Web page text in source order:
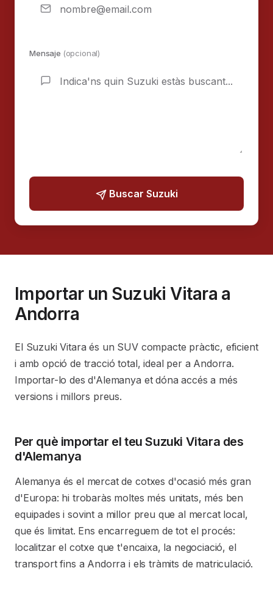
Mensaje (opcional)
Buscar Suzuki
Importar un Suzuki Vitara a
Andorra
El Suzuki Vitara és un SUV compacte pràctic, eficient
i amb opció de tracció total, ideal per a Andorra.
Importar-lo des d'Alemanya et dóna accés a més
versions i millors preus.
Per què importar el teu Suzuki Vitara des
d'Alemanya
Alemanya és el mercat de cotxes d'ocasió més gran
d'Europa: hi trobaràs moltes més unitats, més ben
equipades i sovint a millor preu que al mercat local,
que és limitat. Ens encarreguem de tot el procés:
localitzar el cotxe que t'encaixa, la negociació, el
transport fins a Andorra i els tràmits de matriculació.